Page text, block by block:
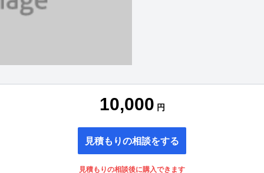
10,000 円
見積もりの相談をする
見積もりの相談後に購入できます